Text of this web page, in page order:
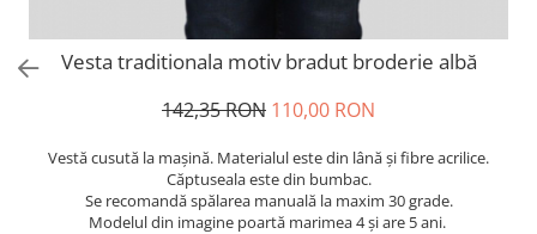
Vesta traditionala motiv bradut broderie albă
142,35 RON 110,00 RON
Vestă cusută la mașină. Materialul este din lână și fibre acrilice.
Căptuseala este din bumbac.
Se recomandă spălarea manuală la maxim 30 grade.
Modelul din imagine poartă marimea 4 și are 5 ani.